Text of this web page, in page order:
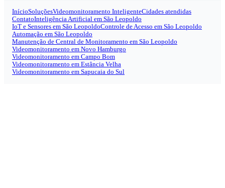
InícioSoluçõesVideomonitoramento InteligenteCidades atendidas
ContatoInteligência Artificial em São Leopoldo
IoT e Sensores em São LeopoldoControle de Acesso em São Leopoldo
Automação em São Leopoldo
Manutenção de Central de Monitoramento em São Leopoldo
Videomonitoramento em Novo Hamburgo
Videomonitoramento em Campo Bom
Videomonitoramento em Estância Velha
Videomonitoramento em Sapucaia do Sul